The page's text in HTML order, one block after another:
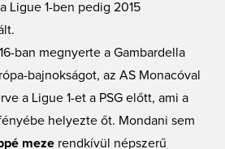
Ligue 1-ben pedig 2015
ban megnyerte a Gambardella
bajnokságot, az AS Monacóval
a Ligue 1-et a PSG előtt, ami a
helyezte őt. Mondani sem
meze rendkívül népszerű